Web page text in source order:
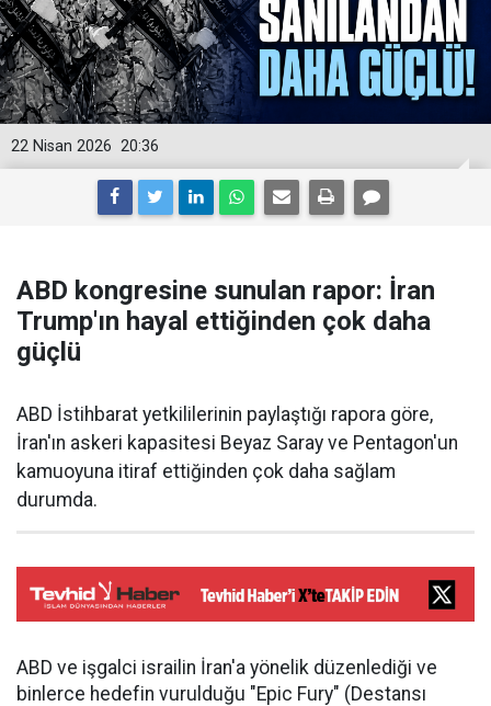
20:36
22 Nisan 2026
ABD kongresine sunulan rapor: İran
Trump'ın hayal ettiğinden çok daha
güçlü
ABD İstihbarat yetkililerinin paylaştığı rapora göre,
İran'ın askeri kapasitesi Beyaz Saray ve Pentagon'un
kamuoyuna itiraf ettiğinden çok daha sağlam
durumda.
ABD ve işgalci israilin İran'a yönelik düzenlediği ve
binlerce hedefin vurulduğu "Epic Fury" (Destansı